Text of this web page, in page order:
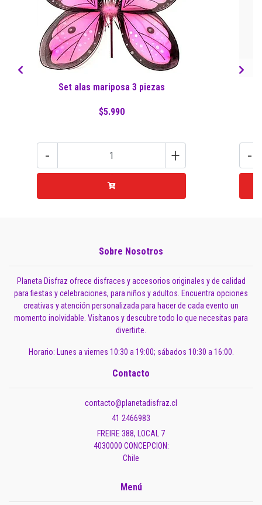
Set alas mariposa 3 piezas
$5.990
- + -
Sobre Nosotros
Planeta Disfraz ofrece disfraces y accesorios originales y de calidad
para fiestas y celebraciones, para niños y adultos. Encuentra opciones
creativas y atención personalizada para hacer de cada evento un
momento inolvidable. Visítanos y descubre todo lo que necesitas para
divertirte.
Horario: Lunes a viernes 10:30 a 19:00; sábados 10:30 a 16:00.
Contacto
contacto@planetadisfraz.cl
41 2466983
FREIRE 388, LOCAL 7
4030000 CONCEPCION:
Chile
Menú